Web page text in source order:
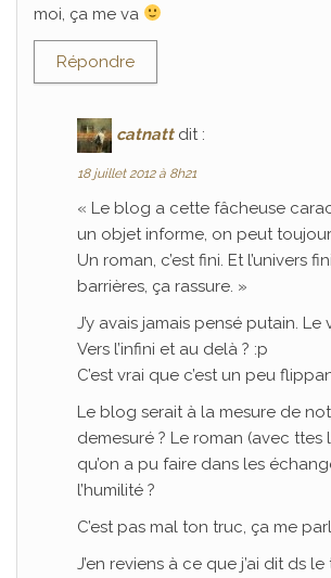
moi, ça me va
Répondre
catnatt dit :
18 juillet 2012 à 8h21
« Le blog a cette fâcheuse
un objet informe, on peut
Un roman, c’est fini. Et l’univers
barrières, ça rassure. »
J’y avais jamais pensé putain.
Vers l’infini et au delà ? :p
C’est vrai que c’est un peu
Le blog serait à la mesure de
demesuré ? Le roman (avec ttes
qu’on a pu faire dans les
l’humilité ?
C’est pas mal ton truc, ça me
J’en reviens à ce que j’ai dit ds